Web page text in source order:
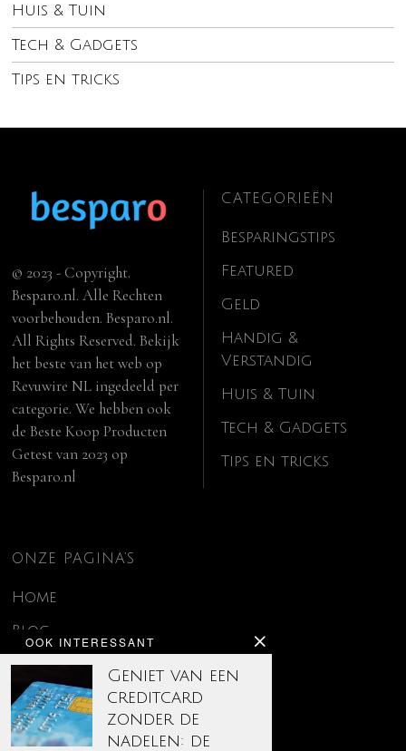
Huis & Tuin
Tech & Gadgets
Tips en tricks
OOK INTERESSANT
Geniet van een
creditcard
zonder de
nadelen: de
© 2023 - Copyright.
Besparo.nl. Alle Rechten
voorbehouden. Besparo.nl.
All Rights Reserved. Bekijk
het beste van het web op
Revuwire NL ingedeeld per
categorie. We hebben ook
deBeste Koop Producten
Getest van 2023 op
Besparo.nl
CATEGORIEËN
Besparingstips
Featured
Geld
Handig &
Verstandig
Huis & Tuin
Tech & Gadgets
Tips en tricks
ONZE PAGINA’S
Home
Blog
Contact
Disclaimer
Over ons